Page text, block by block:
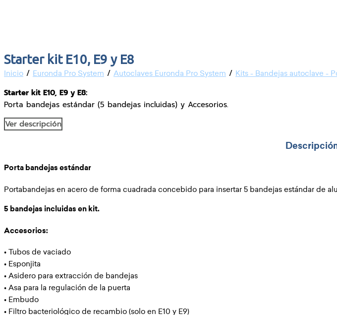
Starter kit E10, E9 y E8
Inicio / Euronda Pro System / Autoclaves Euronda Pro System / Kits - Bandejas autoclave -
Starter kit E10, E9 y E8:
Porta bandejas estándar (5 bandejas incluidas) y Accesorios.
Ver descripción
Porta bandejas estándar
Portabandejas en acero de forma cuadrada concebido para insertar 5 bandejas estándar de
5 bandejas incluidas en kit.
Accesorios:
• Tubos de vaciado
• Esponjita
• Asidero para extracción de bandejas
• Asa para la regulación de la puerta
• Embudo
• Filtro bacteriológico de recambio (solo en E10 y E9)